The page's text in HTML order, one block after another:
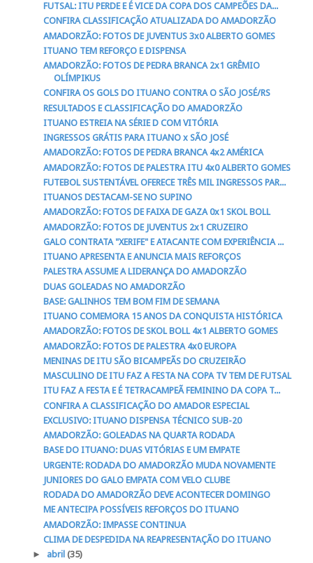
FUTSAL: ITU PERDE E É VICE DA COPA DOS CAMPEÕES DA...
CONFIRA CLASSIFICAÇÃO ATUALIZADA DO AMADORZÃO
AMADORZÃO: FOTOS DE JUVENTUS 3x0 ALBERTO GOMES
ITUANO TEM REFORÇO E DISPENSA
AMADORZÃO: FOTOS DE PEDRA BRANCA 2x1 GRÊMIO
OLÍMPIKUS
CONFIRA OS GOLS DO ITUANO CONTRA O SÃO JOSÉ/RS
RESULTADOS E CLASSIFICAÇÃO DO AMADORZÃO
ITUANO ESTREIA NA SÉRIE D COM VITÓRIA
INGRESSOS GRÁTIS PARA ITUANO x SÃO JOSÉ
AMADORZÃO: FOTOS DE PEDRA BRANCA 4x2 AMÉRICA
AMADORZÃO: FOTOS DE PALESTRA ITU 4x0 ALBERTO GOMES
FUTEBOL SUSTENTÁVEL OFERECE TRÊS MIL INGRESSOS PAR...
ITUANOS DESTACAM-SE NO SUPINO
AMADORZÃO: FOTOS DE FAIXA DE GAZA 0x1 SKOL BOLL
AMADORZÃO: FOTOS DE JUVENTUS 2x1 CRUZEIRO
GALO CONTRATA "XERIFE" E ATACANTE COM EXPERIÊNCIA ...
ITUANO APRESENTA E ANUNCIA MAIS REFORÇOS
PALESTRA ASSUME A LIDERANÇA DO AMADORZÃO
DUAS GOLEADAS NO AMADORZÃO
BASE: GALINHOS TEM BOM FIM DE SEMANA
ITUANO COMEMORA 15 ANOS DA CONQUISTA HISTÓRICA
AMADORZÃO: FOTOS DE SKOL BOLL 4x1 ALBERTO GOMES
AMADORZÃO: FOTOS DE PALESTRA 4x0 EUROPA
MENINAS DE ITU SÃO BICAMPEÃS DO CRUZEIRÃO
MASCULINO DE ITU FAZ A FESTA NA COPA TV TEM DE FUTSAL
ITU FAZ A FESTA E É TETRACAMPEÃ FEMININO DA COPA T...
CONFIRA A CLASSIFICAÇÃO DO AMADOR ESPECIAL
EXCLUSIVO: ITUANO DISPENSA TÉCNICO SUB-20
AMADORZÃO: GOLEADAS NA QUARTA RODADA
BASE DO ITUANO: DUAS VITÓRIAS E UM EMPATE
URGENTE: RODADA DO AMADORZÃO MUDA NOVAMENTE
JUNIORES DO GALO EMPATA COM VELO CLUBE
RODADA DO AMADORZÃO DEVE ACONTECER DOMINGO
ME ANTECIPA POSSÍVEIS REFORÇOS DO ITUANO
AMADORZÃO: IMPASSE CONTINUA
CLIMA DE DESPEDIDA NA REAPRESENTAÇÃO DO ITUANO
► abril (35)